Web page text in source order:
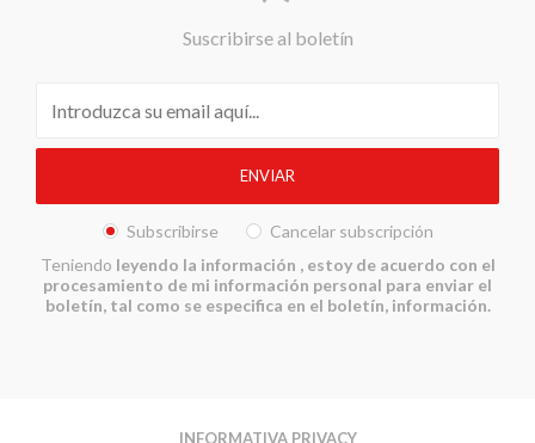
Suscribirse al boletín
Subscribirse
Cancelar subscripción
Teniendo leyendo la información , estoy de acuerdo con el
procesamiento de mi información personal para enviar el
boletín, tal como se especifica en el boletín, información.
INFORMATIVA PRIVACY